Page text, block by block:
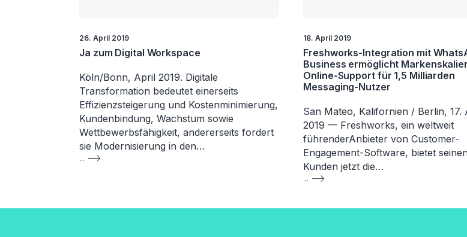
26. April 2019
Ja zum Digital Workspace
Köln/Bonn, April 2019. Digitale
Transformation bedeutet einerseits
Effizienzsteigerung und Kostenminimierung,
Kundenbindung, Wachstum sowie
Wettbewerbsfähigkeit, andererseits fordert
sie Modernisierung in den…
...
18. April 2019
Freshworks-Integration mit
Business ermöglicht
Online-Support für 1,5 Milliarden
Messaging-Nutzer
San Mateo, Kalifornien / Berlin, 17.
2019 — Freshworks, ein weltweit
führenderAnbieter von Customer-
Engagement-Software, bietet
Kunden jetzt die…
...